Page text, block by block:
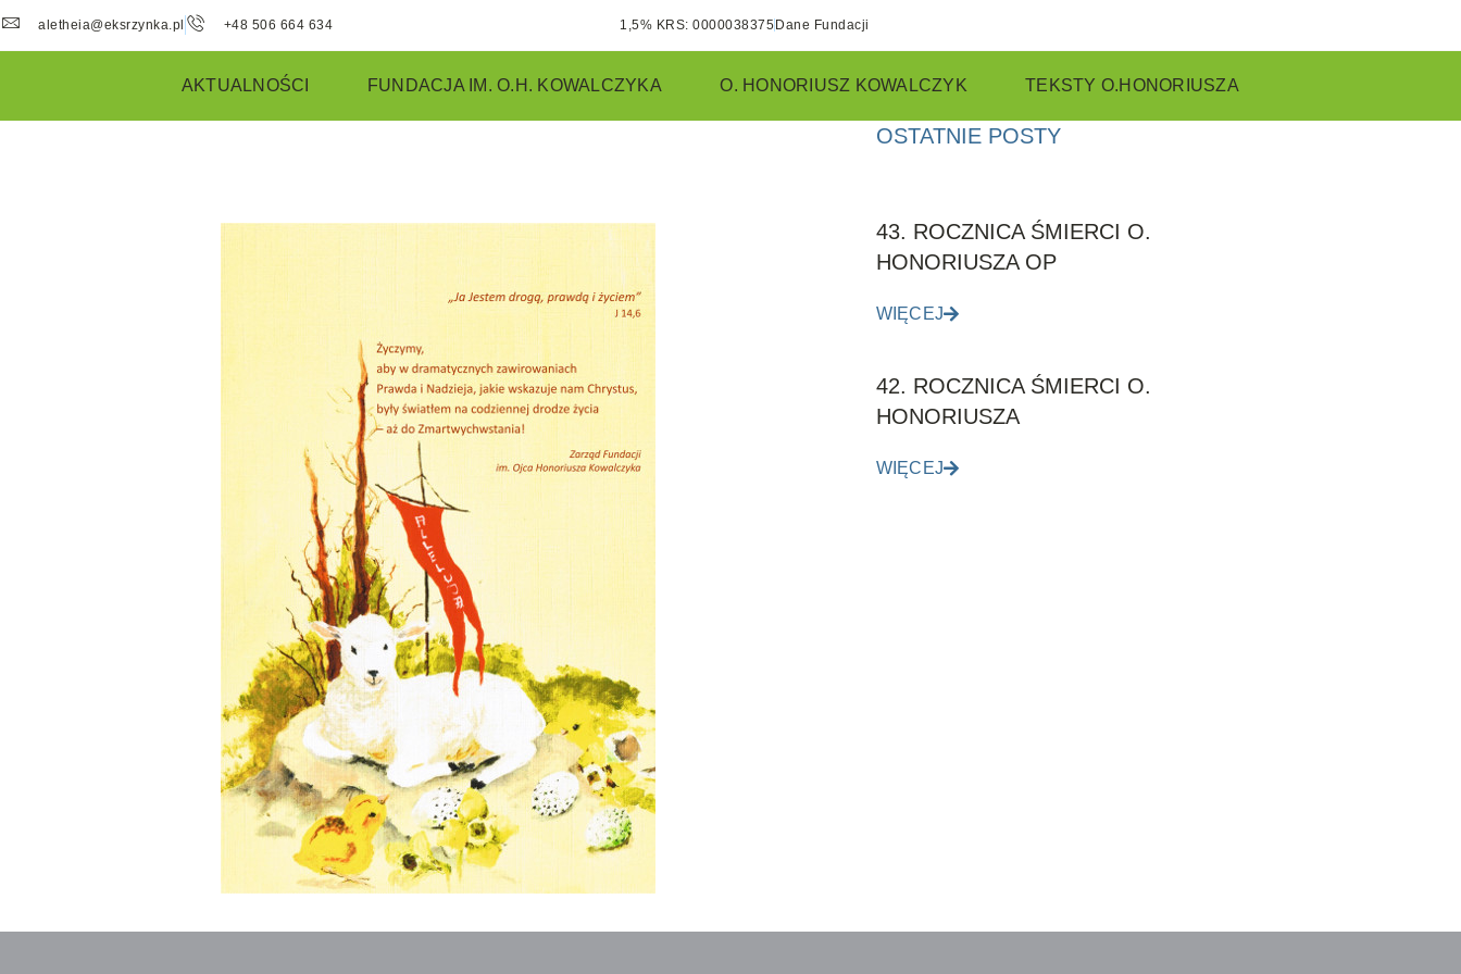
aletheia@eksrzynka.pl +48 506 664 634 1,5% KRS: 0000038375 Dane Fundacji
AKTUALNOŚCI FUNDACJA IM. O.H. KOWALCZYKA O. HONORIUSZ KOWALCZYK TEKSTY O.HONORIUSZA
OSTATNIE POSTY
43. ROCZNICA ŚMIERCI O.
HONORIUSZA OP
WIĘCEJ
42. ROCZNICA ŚMIERCI O.
HONORIUSZA
WIĘCEJ